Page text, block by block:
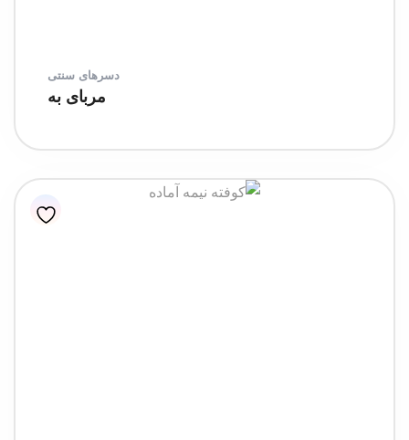
دسرهای سنتی
مربای به